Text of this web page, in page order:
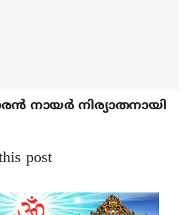
നായര്‍ നിര്യാതനായി
post